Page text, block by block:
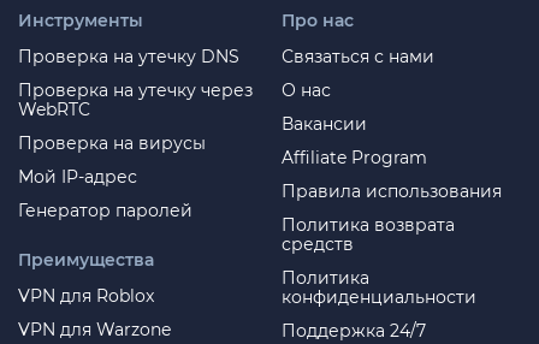
Про нас
Связаться с нами
О нас
Вакансии
Affiliate Program
Правила использования
Политика возврата
средств
Политика
конфиденциальности
Поддержка 24/7
Инструменты
Проверка на утечку DNS
Проверка на утечку через
WebRTC
Проверка на вирусы
Мой IP-адрес
Генератор паролей
Преимущества
VPN для Roblox
VPN для Warzone